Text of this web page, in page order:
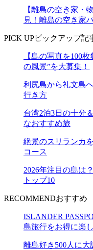
【離島の空き家・
見！離島の空き家
PICK UPピックアップ記
【島の写真を100
の風景”を大募集！
利尻島から礼文島
行き方
台湾2泊3日の十分
なおすすめ旅
絶景のスリランカ
コース
2026年注目の島は
トップ10
RECOMMENDおすすめ
ISLANDER
島旅行をお得に楽
離島好き500人に